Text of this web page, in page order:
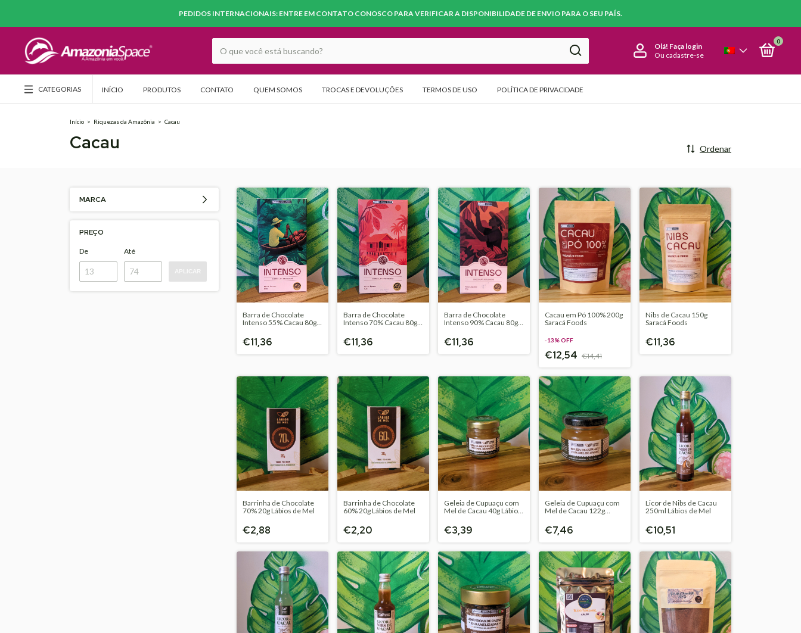
PEDIDOS INTERNACIONAIS: ENTRE EM CONTATO CONOSCO PARA VERIFICAR A DISPONIBILIDADE DE ENVIO PARA O SEU PAÍS.
Olá! Faça login
Ou cadastre-se
0
CATEGORIAS INÍCIO PRODUTOS CONTATO QUEM SOMOS TROCAS E DEVOLUÇÕES TERMOS DE USO POLÍTICA DE PRIVACIDADE
Início > Riquezas da Amazônia > Cacau
Cacau Ordenar
MARCA
PREÇO
De Até
Barra de Chocolate
Intenso 55% Cacau 80g
€11,36
Barra de Chocolate
Intenso 70% Cacau 80g
€11,36
Barra de Chocolate
Intenso 90% Cacau 80g
€11,36
Cacau em Pó 100% 200g
Saracá Foods
-13%OFF
€12,54 €14,41
Nibs de Cacau 150g
Saracá Foods
€11,36
Barrinha de Chocolate
70% 20g Lábios de Mel
€2,88
Barrinha de Chocolate
60% 20g Lábios de Mel
€2,20
Geleia de Cupuaçu com
Mel de Cacau 40g Lábios
€3,39
Geleia de Cupuaçu com
Mel de Cacau 122g
€7,46
Licor de Nibs de Cacau
250ml Lábios de Mel
€10,51